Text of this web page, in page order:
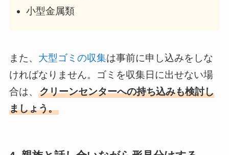
小型金属類
また、 大型ゴミの収集は事前に申し込みをしな
ければなりません。ゴミを収集日に出せない場
合は、 クリーンセンターへの持ち込みも検討し
ましょう。